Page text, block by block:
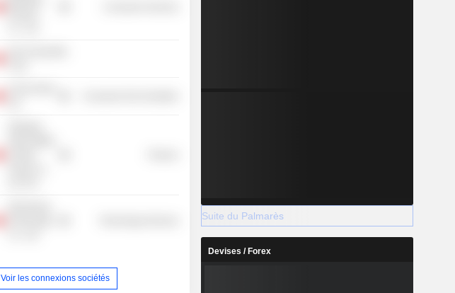
Voir les connexions sociétés
Suite du Palmarès
Devises / Forex